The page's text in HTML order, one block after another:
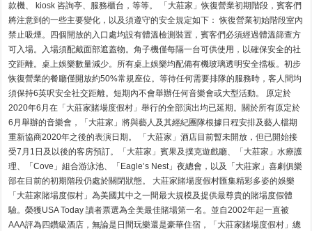
款機、 kiosk 咨詢亭、服務櫃台，等等。 「大莊家」恢復營業初期階段，賓客們
將注意到的一些主要變化，以及須遵守的安全規定如下： 恢復營業初始階段室內
禁止吸煙。四個開放的入口處均設有體溫檢測裝置，賓客們必須經過體溫篩查方
可入場。入場須配戴面部遮蓋物。角子機僅每隔一台可供使用，以確保安全的社
交距離。桌上娛樂數量減少。所有桌上娛樂均配備有機玻璃透明安全擋板。初步
恢復營業的餐廳僅開放約50%常規座位。等待任何需要排隊的服務時，客人間均
須保持6英呎安全社交距離。短期內不會舉辦任何音樂會或大型活動。 原定於
2020年6月在「大莊家賭場度假村」舉行的全部演出均已延期。關於所有原定於
6月舉辦的音樂會，「大莊家」將與藝人及其經紀團隊根據日程安排及藝人檔期
重新協商2020年之後的表演日期。 「大莊家」酒店目前暫未開放，但已開始接
受7月1日及以後的客房預訂。「大莊家」賓果及撲克遊戲廳、「大莊家」水療護
理、「Cove」組合游泳池、「Eagle’s Nest」夜總會，以及「大莊家」喜劇俱樂
部在目前的初期階段仍處於關閉狀態。 大莊家賭場度假村匯集精彩多姿的娛樂
「大莊家賭場度假村」為美國其中之一間最大規模及提供最尊貴的賭場度假體
驗。榮獲USA Today 讀者票選為全美最佳賭場第一名。並自2002年起一直被
AAA評為四鑽級酒店，無論是日間玩樂還是豪華住宿，「大莊家賭場度假村」總